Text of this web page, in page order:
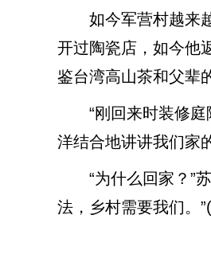
如今军营村越来越“
开过陶瓷店，如今他
鉴台湾高山茶和父辈
“刚回来时装修庭
洋结合地讲讲我们家
“为什么回家？”苏
法，乡村需要我们。